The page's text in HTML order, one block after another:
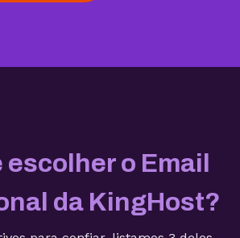
escolher o Email
da KingHost?